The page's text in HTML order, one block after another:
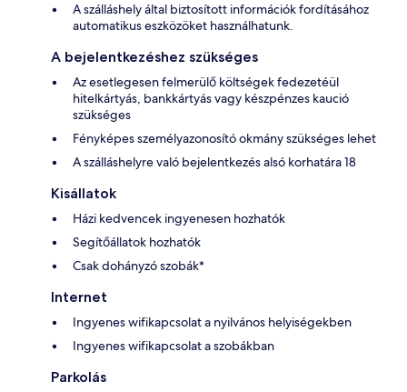
A szálláshely által biztosított információk fordításához
automatikus eszközöket használhatunk.
A bejelentkezéshez szükséges
Az esetlegesen felmerülő költségek fedezetéül
hitelkártyás, bankkártyás vagy készpénzes kaució
szükséges
Fényképes személyazonosító okmány szükséges lehet
A szálláshelyre való bejelentkezés alsó korhatára 18
Kisállatok
Házi kedvencek ingyenesen hozhatók
Segítőállatok hozhatók
Csak dohányzó szobák*
Internet
Ingyenes wifikapcsolat a nyilvános helyiségekben
Ingyenes wifikapcsolat a szobákban
Parkolás